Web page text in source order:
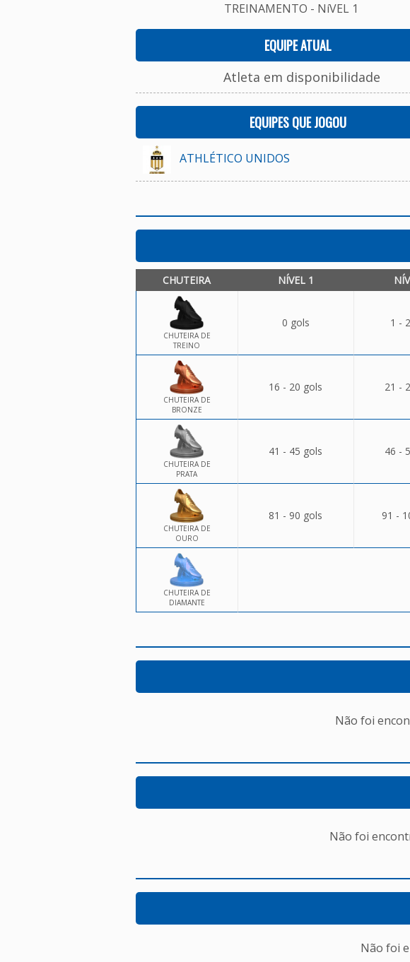
TREINAMENTO - NíVEL 1
EQUIPE ATUAL
Atleta em disponibilidade
EQUIPES QUE JOGOU
ATHLÉTICO UNIDOS
CHUTEIRA NÍVEL 1
CHUTEIRA DE
TREINO
0 gols 1 -
CHUTEIRA DE
BRONZE
16 - 20 gols 21 -
CHUTEIRA DE
PRATA
41 - 45 gols 46 -
CHUTEIRA DE
OURO
81 - 90 gols 91 -
CHUTEIRA DE
DIAMANTE
Não foi
Não foi
Não foi